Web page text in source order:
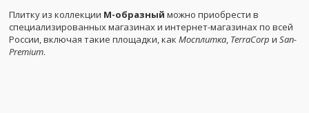
Плитку из коллекции М-образный можно приобрести в
специализированных магазинах и интернет-магазинах по всей
России, включая такие площадки, как Мосплитка, TerraCorp и San-
Premium.